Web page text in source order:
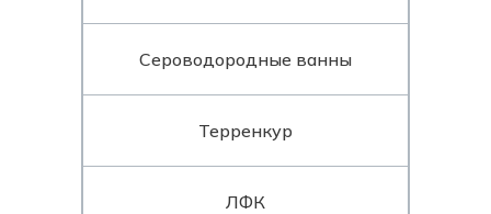
Сероводородные ванны
Терренкур
ЛФК